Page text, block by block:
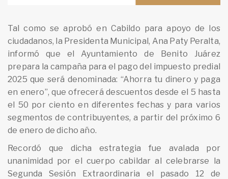
Tal como se aprobó en Cabildo para apoyo de los
ciudadanos, la Presidenta Municipal, Ana Paty Peralta,
informó que el Ayuntamiento de Benito Juárez
prepara la campaña para el pago del impuesto predial
2025 que será denominada: “Ahorra tu dinero y paga
en enero”, que ofrecerá descuentos desde el 5 hasta
el 50 por ciento en diferentes fechas y para varios
segmentos de contribuyentes, a partir del próximo 6
de enero de dicho año.
Recordó que dicha estrategia fue avalada por
unanimidad por el cuerpo cabildar al celebrarse la
Segunda Sesión Extraordinaria el pasado 12 de